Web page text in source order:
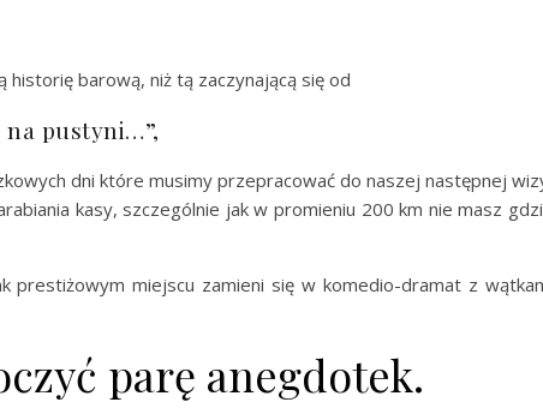
barową, niż tą zaczynającą się od
na pustyni…”,
dni które musimy przepracować do naszej następnej
kasy, szczególnie jak w promieniu 200 km nie masz
prestiżowym miejscu zamieni się w komedio-dramat z
parę anegdotek.